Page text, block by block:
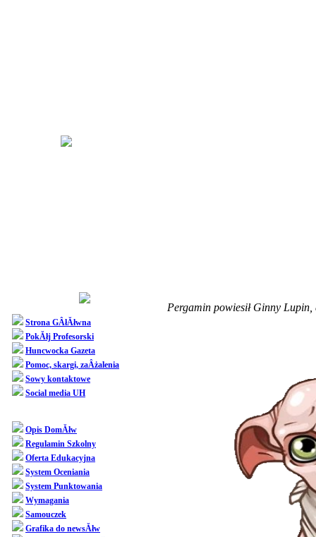
Strona GÂłĂłwna
PokĂłj Profesorski
Huncwocka Gazeta
Pomoc, skargi, zaÂżalenia
Sowy kontaktowe
Social media UH
Opis DomĂłw
Regulamin Szkolny
Oferta Edukacyjna
System Oceniania
System Punktowania
Wymagania
Samouczek
Grafika do newsĂłw
Pergamin powiesił Ginny